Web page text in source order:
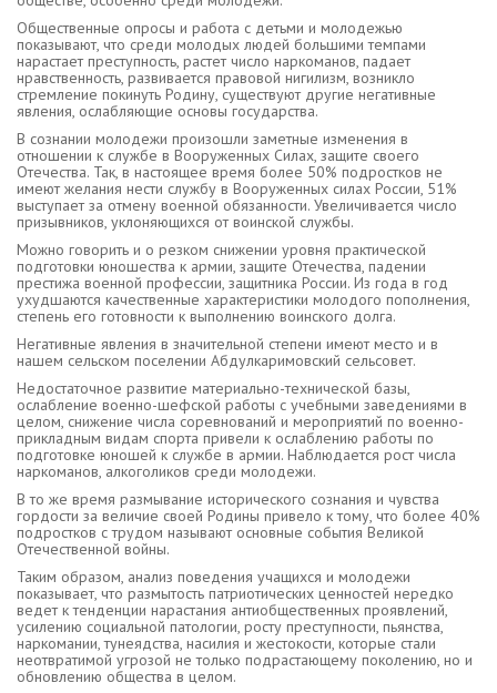
Общественные опросы и работа с детьми и молодежью
показывают, что среди молодых людей большими темпами
нарастает преступность, растет число наркоманов, падает
нравственность, развивается правовой нигилизм, возникло
стремление покинуть Родину, существуют другие негативные
явления, ослабляющие основы государства.
В сознании молодежи произошли заметные изменения в
отношении к службе в Вооруженных Силах, защите своего
Отечества. Так, в настоящее время более 50% подростков не
имеют желания нести службу в Вооруженных силах России, 51%
выступает за отмену военной обязанности. Увеличивается число
призывников, уклоняющихся от воинской службы.
Можно говорить и о резком снижении уровня практической
подготовки юношества к армии, защите Отечества, падении
престижа военной профессии, защитника России. Из года в год
ухудшаются качественные характеристики молодого пополнения,
степень его готовности к выполнению воинского долга.
Негативные явления в значительной степени имеют место и в
нашем сельском поселении Абдулкаримовский сельсовет.
Недостаточное развитие материально-технической базы,
ослабление военно-шефской работы с учебными заведениями в
целом, снижение числа соревнований и мероприятий по военно-
прикладным видам спорта привели к ослаблению работы по
подготовке юношей к службе в армии. Наблюдается рост числа
наркоманов, алкоголиков среди молодежи.
В то же время размывание исторического сознания и чувства
гордости за величие своей Родины привело к тому, что более 40%
подростков с трудом называют основные события Великой
Отечественной войны.
Таким образом, анализ поведения учащихся и молодежи
показывает, что размытость патриотических ценностей нередко
ведет к тенденции нарастания антиобщественных проявлений,
усилению социальной патологии, росту преступности, пьянства,
наркомании, тунеядства, насилия и жестокости, которые стали
неотвратимой угрозой не только подрастающему поколению, но и
обновлению общества в целом.